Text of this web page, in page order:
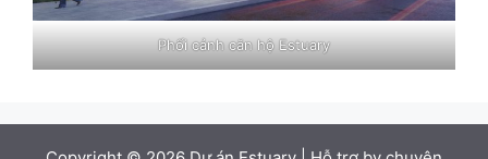
Phối cảnh căn hộ Estuary